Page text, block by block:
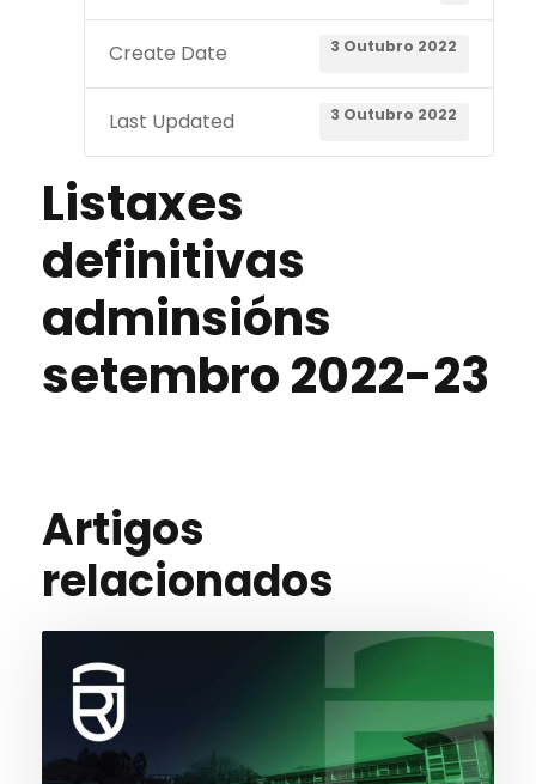
Create Date 3 Outubro 2022
Last Updated 3 Outubro 2022
Listaxes
definitivas
adminsións
setembro 2022-23
Artigos
relacionados